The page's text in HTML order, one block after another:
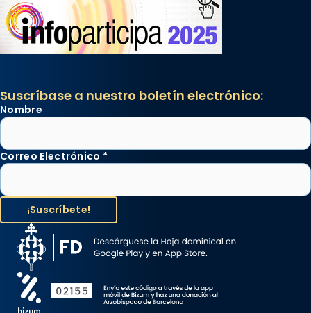
Suscríbase a nuestro boletín electrónico:
Nombre
Correo Electrónico *